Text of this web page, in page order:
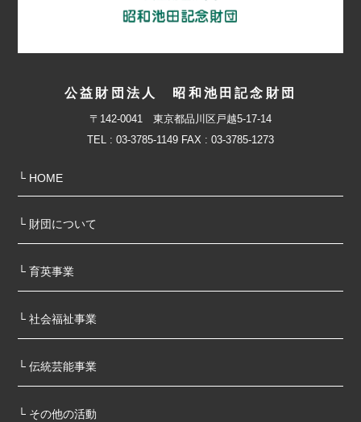
公益財団法人 昭和池田記念財団
〒142-0041 東京都品川区戸越5-17-14
TEL : 03-3785-1149 FAX : 03-3785-1273
└ HOME
└ 財団について
└ 育英事業
└ 社会福祉事業
└ 伝統芸能事業
└ その他の活動